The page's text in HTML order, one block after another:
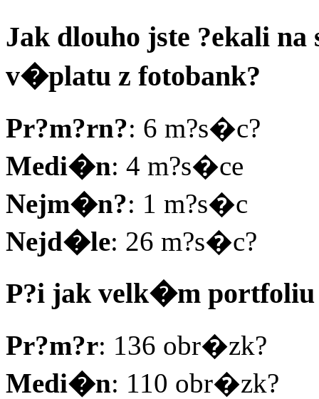
Jak dlouho jste ?ekali
v�platu z fotobank?
Pr?m?rn?: 6 m?s�c?
Medi�n: 4 m?s�ce
Nejm�n?: 1 m?s�c
Nejd�le: 26 m?s�c?
P?i jak velk�m
Pr?m?r: 136 obr�zk?
Medi�n: 110 obr�zk?